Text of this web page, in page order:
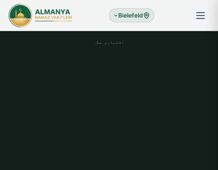
Bielefeld
اشتہاری جگہ